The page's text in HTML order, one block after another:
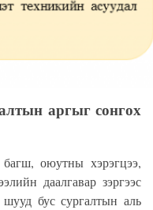
аргыг сонгох
оюутны хэрэгцээ,
даалгавар зэргээс
бус сургалтын аль